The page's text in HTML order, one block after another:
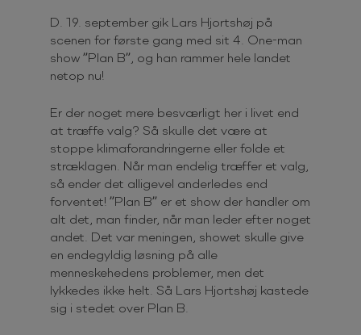
D. 19. september gik Lars Hjortshøj på
scenen for første gang med sit 4. One-man
show ”Plan B”, og han rammer hele landet
netop nu!
Er der noget mere besværligt her i livet end
at træffe valg? Så skulle det være at
stoppe klimaforandringerne eller folde et
stræklagen. Når man endelig træffer et valg,
så ender det alligevel anderledes end
forventet! ”Plan B” er et show der handler om
alt det, man finder, når man leder efter noget
andet. Det var meningen, showet skulle give
en endegyldig løsning på alle
menneskehedens problemer, men det
lykkedes ikke helt. Så Lars Hjortshøj kastede
sig i stedet over Plan B.